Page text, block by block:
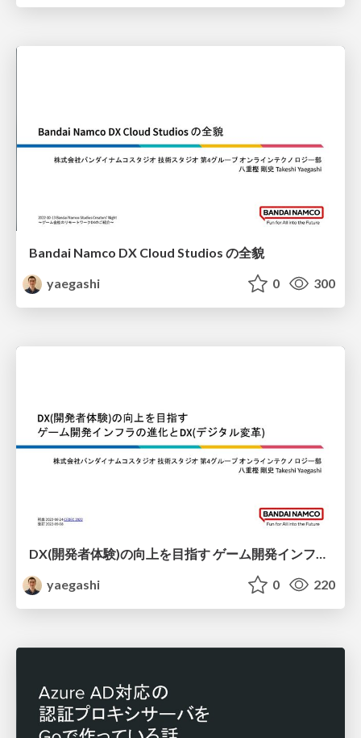
Bandai Namco DX Cloud Studios の全貌
yaegashi
0 300
DX(開発者体験)の向上を目指す ゲーム開発インフラの進化とDX(デジタル変革)
yaegashi
0 220